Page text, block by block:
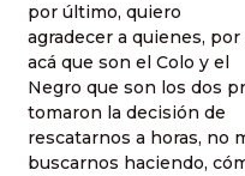
por último, quiero
agradecer a quienes,
acá que son el Colo y el
Negro que son los dos
tomaron la decisión de
rescatarnos a horas, no
buscarnos haciendo,